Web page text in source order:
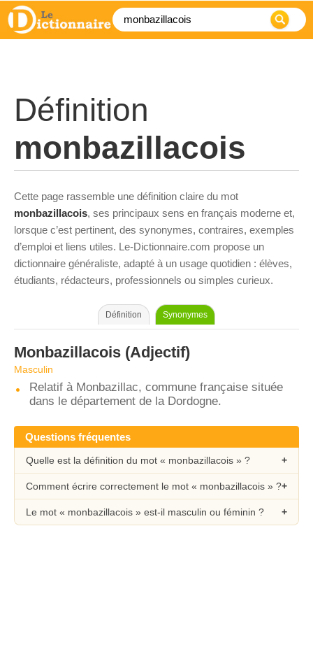
Définition
monbazillacois
Cette page rassemble une définition claire du mot
monbazillacois, ses principaux sens en français moderne et,
lorsque c’est pertinent, des synonymes, contraires, exemples
d’emploi et liens utiles. Le-Dictionnaire.com propose un
dictionnaire généraliste, adapté à un usage quotidien : élèves,
étudiants, rédacteurs, professionnels ou simples curieux.
Définition Synonymes
Monbazillacois (Adjectif)
Masculin
Relatif à Monbazillac, commune française située
dans le département de la Dordogne.
Questions fréquentes
Quelle est la définition du mot « monbazillacois » ?
Comment écrire correctement le mot « monbazillacois » ?
Le mot « monbazillacois » est-il masculin ou féminin ?